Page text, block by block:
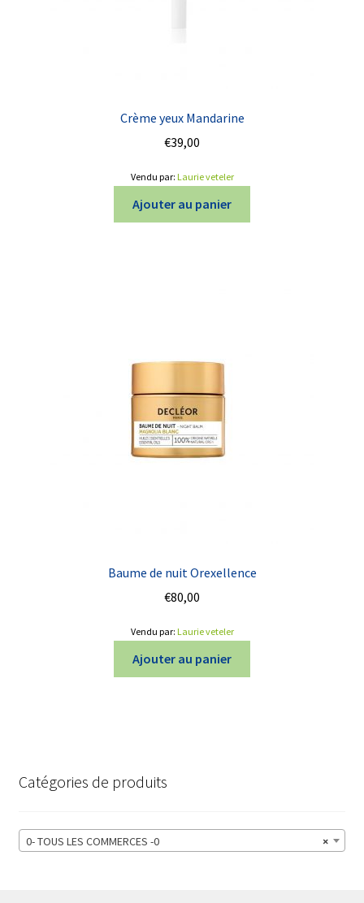
Crème yeux Mandarine
€39,00
Vendu par: Laurie veteler
Ajouter au panier
Baume de nuit Orexellence
€80,00
Vendu par: Laurie veteler
Ajouter au panier
Catégories de produits
×
0- TOUS LES COMMERCES -0